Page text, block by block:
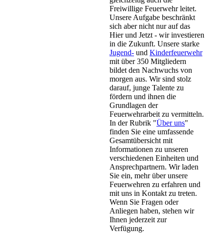
Freiwillige Feuerwehr leitet.
Unsere Aufgabe beschränkt
sich aber nicht nur auf das
Hier und Jetzt - wir investieren
in die Zukunft. Unsere starke
Jugend- und Kinderfeuerwehr
mit über 350 Mitgliedern
bildet den Nachwuchs von
morgen aus. Wir sind stolz
darauf, junge Talente zu
fördern und ihnen die
Grundlagen der
Feuerwehrarbeit zu vermitteln.
In der Rubrik "Über uns"
finden Sie eine umfassende
Gesamtübersicht mit
Informationen zu unseren
verschiedenen Einheiten und
Ansprechpartnern. Wir laden
Sie ein, mehr über unsere
Feuerwehren zu erfahren und
mit uns in Kontakt zu treten.
Wenn Sie Fragen oder
Anliegen haben, stehen wir
Ihnen jederzeit zur
Verfügung.